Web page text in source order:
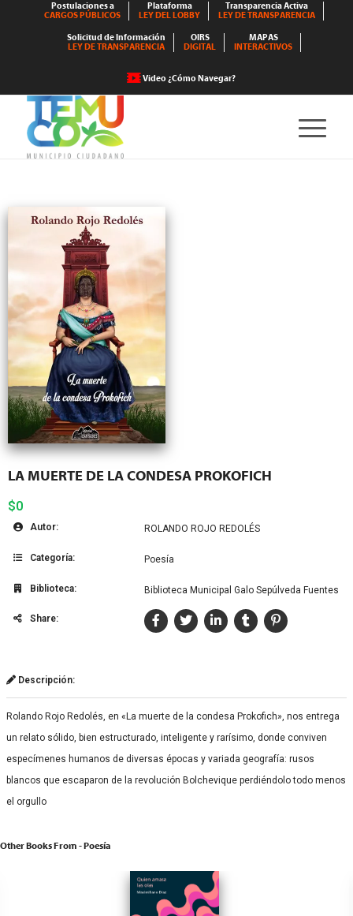
Postulaciones a
CARGOS PÚBLICOS
Plataforma
LEY DEL LOBBY
Transparencia Activa
LEY DE TRANSPARENCIA
Solicitud de Información
LEY DE TRANSPARENCIA
OIRS
DIGITAL
MAPAS
INTERACTIVOS
Video ¿Cómo Navegar?
LA MUERTE DE LA CONDESA PROKOFICH
$0
Autor: ROLANDO ROJO REDOLÉS
Categoría: Poesía
Biblioteca: Biblioteca Municipal Galo Sepúlveda Fuentes
Share:
Descripción:
Rolando Rojo Redolés, en «La muerte de la condesa Prokofich», nos entrega
un relato sólido, bien estructurado, inteligente y rarísimo, donde conviven
especímenes humanos de diversas épocas y variada geografía: rusos
blancos que escaparon de la revolución Bolchevique perdiéndolo todo menos
el orgullo
Other Books From - Poesía